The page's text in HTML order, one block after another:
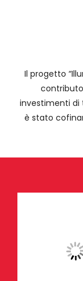
Il progetto
investimenti di
è stato